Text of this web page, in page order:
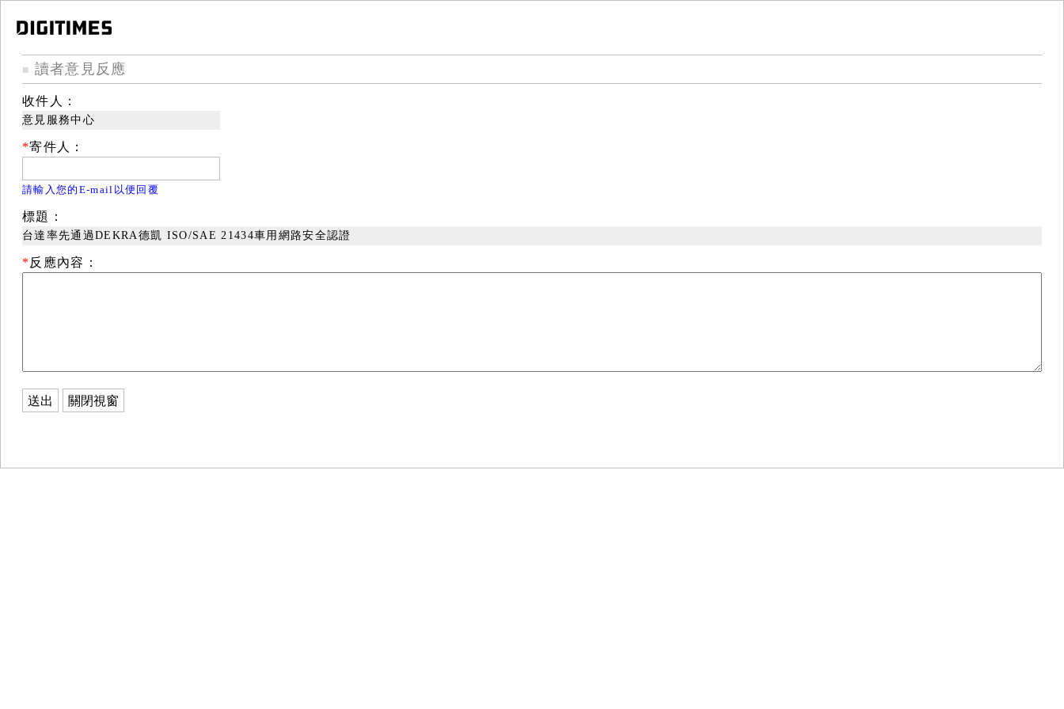
■ 讀者意見反應
收件人：
意見服務中心
*寄件人：
請輸入您的E-mail以便回覆
標題：
台達率先通過DEKRA德凱 ISO/SAE 21434車用網路安全認證
* 反應內容：